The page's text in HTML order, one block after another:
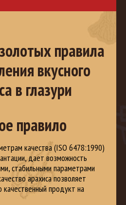
правила
вкусного
в глазури
правило
качества (ISO 6478:1990)
дает возможность
стабильными параметрами
арахиса позволяет
качественный продукт на